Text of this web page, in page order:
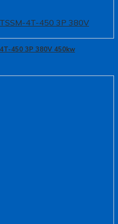
450 3P 380V 450kw